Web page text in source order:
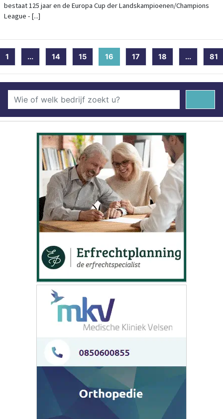
bestaat 125 jaar en de Europa Cup der Landskampioenen/Champions
League - [...]
1 ... 14 15 16 (current)
17 18 ... 81